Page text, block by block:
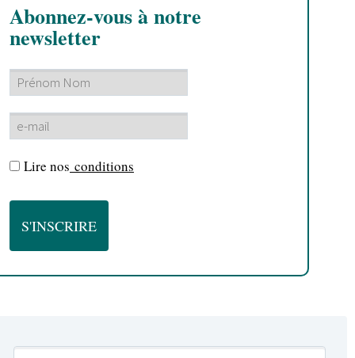
Abonnez-vous à notre
newsletter
Lire nos conditions